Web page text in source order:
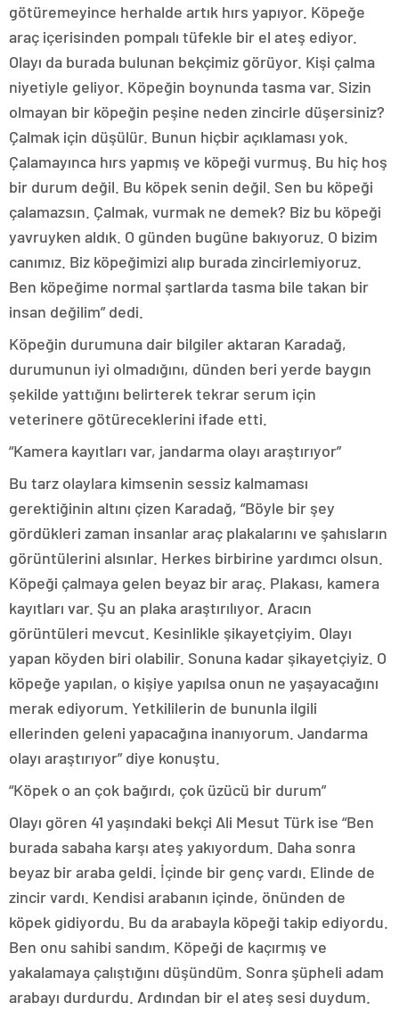
götüremeyince herhalde artık hırs yapıyor. Köpeğe
araç içerisinden pompalı tüfekle bir el ateş ediyor.
Olayı da burada bulunan bekçimiz görüyor. Kişi çalma
niyetiyle geliyor. Köpeğin boynunda tasma var. Sizin
olmayan bir köpeğin peşine neden zincirle düşersiniz?
Çalmak için düşülür. Bunun hiçbir açıklaması yok.
Çalamayınca hırs yapmış ve köpeği vurmuş. Bu hiç hoş
bir durum değil. Bu köpek senin değil. Sen bu köpeği
çalamazsın. Çalmak, vurmak ne demek? Biz bu köpeği
yavruyken aldık. O günden bugüne bakıyoruz. O bizim
canımız. Biz köpeğimizi alıp burada zincirlemiyoruz.
Ben köpeğime normal şartlarda tasma bile takan bir
insan değilim” dedi.
Köpeğin durumuna dair bilgiler aktaran Karadağ,
durumunun iyi olmadığını, dünden beri yerde baygın
şekilde yattığını belirterek tekrar serum için
veterinere götüreceklerini ifade etti.
“Kamera kayıtları var, jandarma olayı araştırıyor”
Bu tarz olaylara kimsenin sessiz kalmaması
gerektiğinin altını çizen Karadağ, “Böyle bir şey
gördükleri zaman insanlar araç plakalarını ve şahısların
görüntülerini alsınlar. Herkes birbirine yardımcı olsun.
Köpeği çalmaya gelen beyaz bir araç. Plakası, kamera
kayıtları var. Şu an plaka araştırılıyor. Aracın
görüntüleri mevcut. Kesinlikle şikayetçiyim. Olayı
yapan köyden biri olabilir. Sonuna kadar şikayetçiyiz. O
köpeğe yapılan, o kişiye yapılsa onun ne yaşayacağını
merak ediyorum. Yetkililerin de bununla ilgili
ellerinden geleni yapacağına inanıyorum. Jandarma
olayı araştırıyor” diye konuştu.
“Köpek o an çok bağırdı, çok üzücü bir durum”
Olayı gören 41 yaşındaki bekçi Ali Mesut Türk ise “Ben
burada sabaha karşı ateş yakıyordum. Daha sonra
beyaz bir araba geldi. İçinde bir genç vardı. Elinde de
zincir vardı. Kendisi arabanın içinde, önünden de
köpek gidiyordu. Bu da arabayla köpeği takip ediyordu.
Ben onu sahibi sandım. Köpeği de kaçırmış ve
yakalamaya çalıştığını düşündüm. Sonra şüpheli adam
arabayı durdurdu. Ardından bir el ateş sesi duydum.